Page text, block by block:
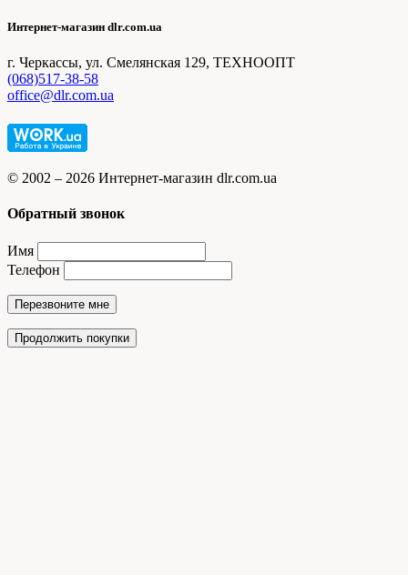
Интернет-магазин dlr.com.ua
г. Черкассы, ул. Смелянская 129, ТЕХНООПТ
(068)517-38-58
office@dlr.com.ua
© 2002 – 2026 Интернет-магазин dlr.com.ua
Обратный звонок
Имя
Телефон
Перезвоните мне
Продолжить покупки